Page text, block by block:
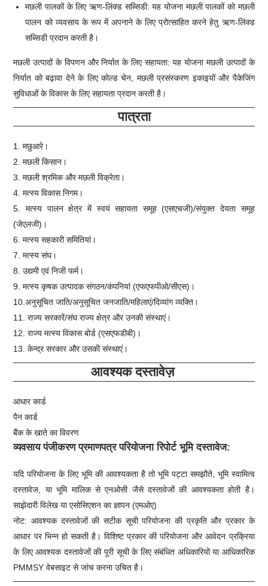
मछली पालकों के लिए ऋण-लिंक्ड सब्सिडी: यह योजना मछली पालकों को मछली
पालन को व्यवसाय के रूप में अपनाने के लिए प्रोत्साहित करने हेतु ऋण-लिंक्ड
सब्सिडी प्रदान करती है।
मछली उत्पादों के विपणन और निर्यात के लिए सहायता: यह योजना मछली उत्पादों के
निर्यात को बढ़ावा देने के लिए कोल्ड चेन, मछली प्रसंस्करण इकाइयों और पैकेजिंग
सुविधाओं के विकास के लिए सहायता प्रदान करती है।
पात्रता
1. मछुआरे।
2. मछली किसान।
3. मछली श्रमिक और मछली विक्रेता।
4. मत्स्य विकास निगम।
5. मत्स्य पालन क्षेत्र में स्वयं सहायता समूह (एसएचजी)/संयुक्त देयता समूह
(जेएलजी)।
6. मत्स्य सहकारी समितियां।
7. मत्स्य संघ।
8. उद्यमी एवं निजी फर्म।
9. मत्स्य कृषक उत्पादक संगठन/कंपनियां (एफएफपीओ/सीएस)।
10.अनुसूचित जाति/अनुसूचित जनजाति/महिलाएं/दिव्यांग व्यक्ति।
11. राज्य सरकारें/संघ राज्य क्षेत्र और उनकी संस्थाएं।
12. राज्य मत्स्य विकास बोर्ड (एसएफडीबी)।
13. केन्द्र सरकार और उसकी संस्थाएं।
आवश्यक दस्तावेज़
आधार कार्ड
पैन कार्ड
बैंक के खाते का विवरण
व्यवसाय पंजीकरण प्रमाणपत्र परियोजना रिपोर्ट भूमि दस्तावेज:
यदि परियोजना के लिए भूमि की आवश्यकता है तो भूमि पट्टा समझौते, भूमि स्वामित्व
दस्तावेज, या भूमि मालिक से एनओसी जैसे दस्तावेजों की आवश्यकता होती है।
साझेदारी विलेख या एसोसिएशन का ज्ञापन (एमओए)
नोट: आवश्यक दस्तावेजों की सटीक सूची परियोजना की प्रकृति और प्रकार के
आधार पर भिन्न हो सकती है। विशिष्ट प्रकार की परियोजना और आवेदन प्रक्रिया
के लिए आवश्यक दस्तावेजों की पूरी सूची के लिए संबंधित अधिकारियों या आधिकारिक
PMMSY वेबसाइट से जांच करना उचित है।